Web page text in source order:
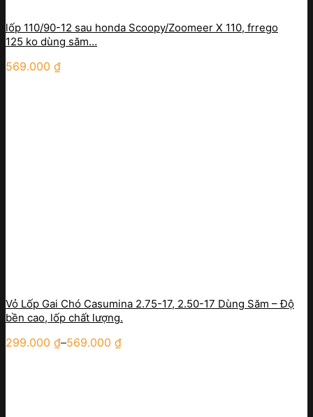
lốp 110/90-12 sau honda Scoopy/Zoomeer X 110, frrego
125 ko dùng săm…
569.000 ₫
Vỏ Lốp Gai Chó Casumina 2.75-17, 2.50-17 Dùng Săm – Độ
bền cao, lốp chất lượng.
299.000 ₫–569.000 ₫